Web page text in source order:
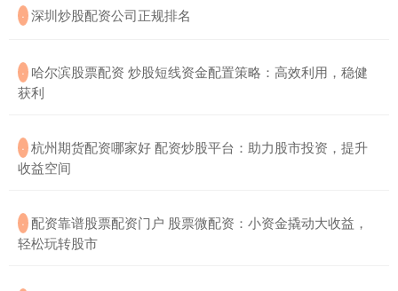
· ​深圳炒股配资公司正规排名
· ​哈尔滨股票配资 炒股短线资金配置策略：高效利用，稳健
获利
· ​杭州期货配资哪家好 配资炒股平台：助力股市投资，提升
收益空间
· ​配资靠谱股票配资门户 股票微配资：小资金撬动大收益，
轻松玩转股市